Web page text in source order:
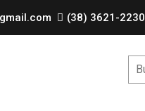
(38) 3621-2230